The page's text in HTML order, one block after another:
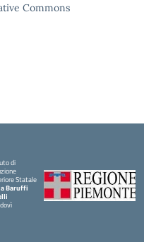
Commons
di
Statale
Baruffi